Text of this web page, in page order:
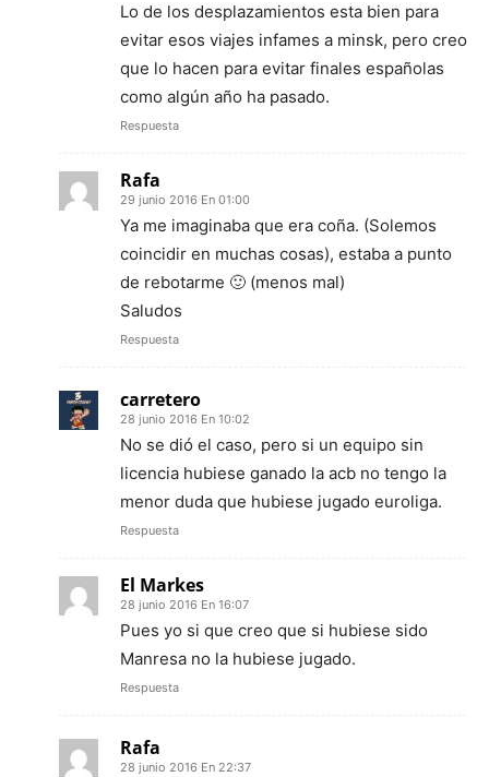
Lo de los desplazamientos esta bien para
evitar esos viajes infames a minsk, pero creo
que lo hacen para evitar finales españolas
como algún año ha pasado.
Respuesta
Rafa
29 junio 2016 En 01:00
Ya me imaginaba que era coña. (Solemos
coincidir en muchas cosas), estaba a punto
de rebotarme 🙂 (menos mal)
Saludos
Respuesta
carretero
28 junio 2016 En 10:02
No se dió el caso, pero si un equipo sin
licencia hubiese ganado la acb no tengo la
menor duda que hubiese jugado euroliga.
Respuesta
El Markes
28 junio 2016 En 16:07
Pues yo si que creo que si hubiese sido
Manresa no la hubiese jugado.
Respuesta
Rafa
28 junio 2016 En 22:37